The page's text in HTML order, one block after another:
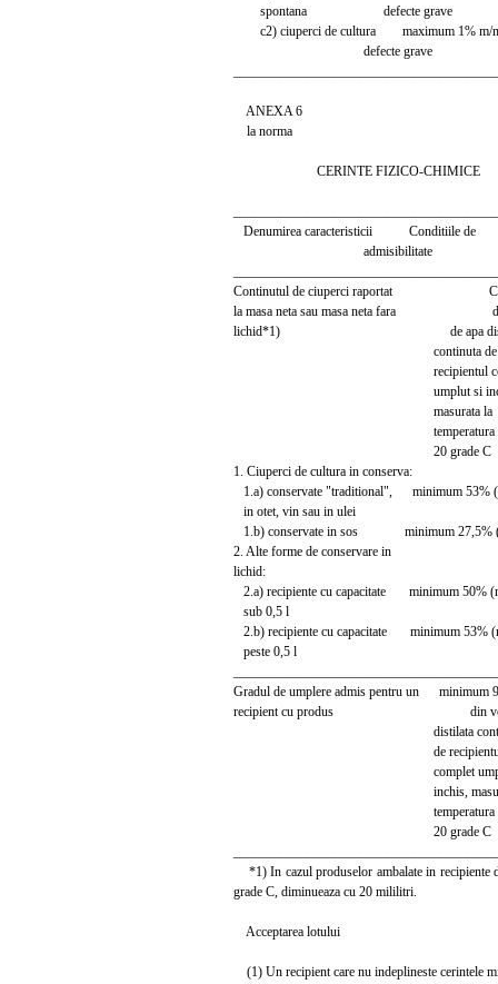
spontana defecte grave
c2) ciuperci de cultura maximum 1% m/m,
defecte grave
ANEXA 6
la norma
CERINTE FIZICO-CHIMICE
Denumirea caracteristicii Conditiile de
admisibilitate
Continutul de ciuperci raportat
la masa neta sau masa neta fara din
lichid*1) de apa
continuta de
recipientul
umplut si
masurata la
temperatura
20 grade C
1. Ciuperci de cultura in conserva:
1.a) conservate "traditional", minimum 53%
in otet, vin sau in ulei
1.b) conservate in sos minimum 27,5%
2. Alte forme de conservare in
lichid:
2.a) recipiente cu capacitate minimum 50%
sub 0,5 l
2.b) recipiente cu capacitate minimum 53%
peste 0,5 l
Gradul de umplere admis pentru un
recipient cu produs din
distilata
de
complet umplut
inchis, masurat
temperatura
20 grade C
*1) In cazul produselor ambalate in recipiente
grade C, diminueaza cu 20 mililitri.
Acceptarea lotului
(1) Un recipient care nu indeplineste cerintele